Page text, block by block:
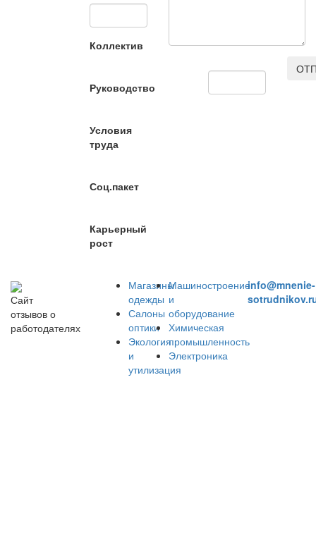
Коллектив
Руководство
Условия
труда
Соц.пакет
Карьерный
рост
Сайт
отзывов о
работодателях
Магазины
одежды
Салоны
оптики
Экология
и
утилизация
Машиностроение
и
оборудование
Химическая
промышленность
Электроника
info@mnenie-